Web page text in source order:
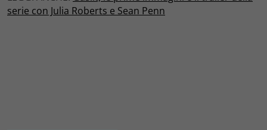
serie con Julia Roberts e Sean Penn